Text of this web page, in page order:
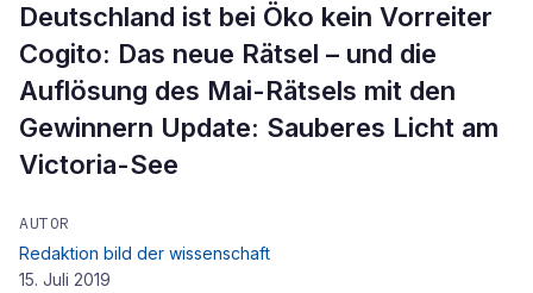
Deutschland ist bei Öko kein Vorreiter
Cogito: Das neue Rätsel – und die
Auflösung des Mai-Rätsels mit den
Gewinnern Update: Sauberes Licht am
Victoria-See
AUTOR
Redaktion bild der wissenschaft
15. Juli 2019